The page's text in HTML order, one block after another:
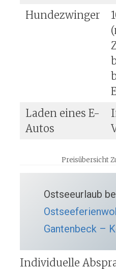
Hundezwinger
Laden eines E-
Autos
Preisübersicht
Ostseeurlaub
Gantenbeck –
Individuelle